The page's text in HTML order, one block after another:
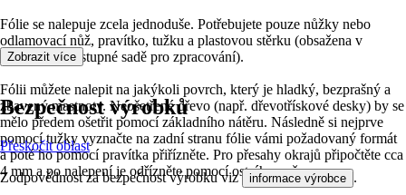
Fólie se nalepuje zcela jednoduše. Potřebujete pouze nůžky nebo
odlamovací nůž, pravítko, tužku a plastovou stěrku (obsažena v
samostatně dostupné sadě pro zpracování).
Fólii můžete nalepit na jakýkoli povrch, který je hladký, bezprašný a
zbavený mastnoty. Neošetřené dřevo (např. dřevotřískové desky) by se
mělo předem ošetřit pomocí základního nátěru. Následně si nejprve
pomocí tužky vyznačte na zadní stranu fólie vámi požadovaný formát
a poté ho pomocí pravítka přiřízněte. Pro přesahy okrajů připočtěte cca
4 mm a po nalepení je odřízněte pomocí ostrého nože.
Zobrazit více
Bezpečnost výrobků
Přeskočit oblast
Zodpovědnost za bezpečnost výrobku viz informace výrobce .